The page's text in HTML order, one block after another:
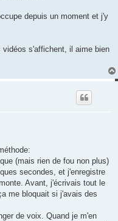
depuis un moment et j'y
vidéos s'affichent, il aime bien
(mais rien de fou non plus)
secondes, et j'enregistre
Avant, j'écrivais tout le
me bloquait si j'avais des
de voix. Quand je m'en